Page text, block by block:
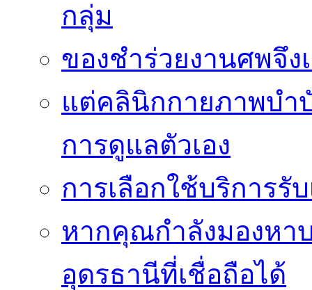
กลุ่ม
ของชำร่วยงานศพจึ
แต่คลินิกกายภาพบำ
การดูแลตัวเอง
การเลือกใช้บริการรั
หากคุณกำลังมองหา
อุดรธานีที่เชื่อถือได้